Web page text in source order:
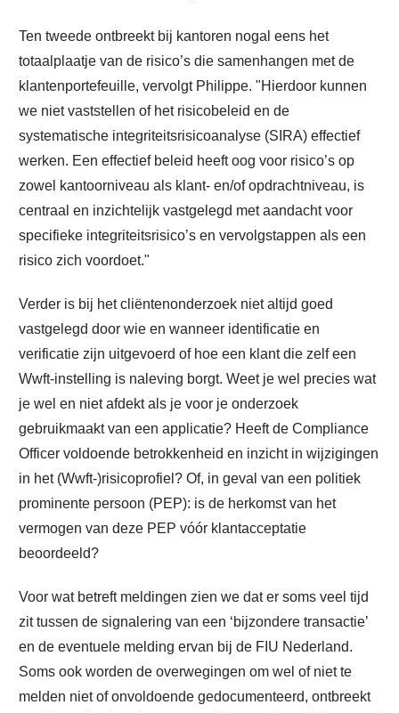
Ten tweede ontbreekt bij kantoren nogal eens het
totaalplaatje van de risico’s die samenhangen met de
klantenportefeuille, vervolgt Philippe. "Hierdoor kunnen
we niet vaststellen of het risicobeleid en de
systematische integriteitsrisicoanalyse (SIRA) effectief
werken. Een effectief beleid heeft oog voor risico’s op
zowel kantoorniveau als klant- en/of opdrachtniveau, is
centraal en inzichtelijk vastgelegd met aandacht voor
specifieke integriteitsrisico’s en vervolgstappen als een
risico zich voordoet."
Verder is bij het cliëntenonderzoek niet altijd goed
vastgelegd door wie en wanneer identificatie en
verificatie zijn uitgevoerd of hoe een klant die zelf een
Wwft-instelling is naleving borgt. Weet je wel precies wat
je wel en niet afdekt als je voor je onderzoek
gebruikmaakt van een applicatie? Heeft de Compliance
Officer voldoende betrokkenheid en inzicht in wijzigingen
in het (Wwft-)risicoprofiel? Of, in geval van een politiek
prominente persoon (PEP): is de herkomst van het
vermogen van deze PEP vóór klantacceptatie
beoordeeld?
Voor wat betreft meldingen zien we dat er soms veel tijd
zit tussen de signalering van een ‘bijzondere transactie’
en de eventuele melding ervan bij de FIU Nederland.
Soms ook worden de overwegingen om wel of niet te
melden niet of onvoldoende gedocumenteerd, ontbreekt